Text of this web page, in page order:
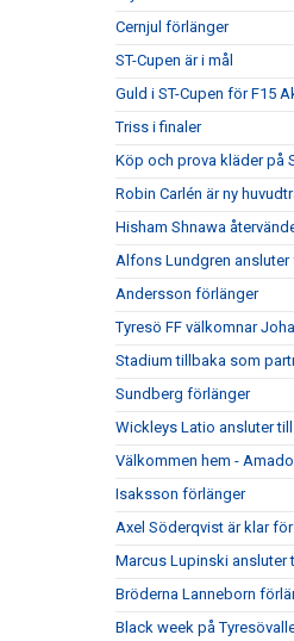
Cernjul förlänger
ST-Cupen är i mål
Guld i ST-Cupen för F15
Triss i finaler
Köp och prova kläder på
Robin Carlén är ny
Hisham Shnawa
Alfons Lundgren ansluter
Andersson förlänger
Tyresö FF välkomnar
Stadium tillbaka som
Sundberg förlänger
Wickleys Latio ansluter till
Välkommen hem -
Isaksson förlänger
Axel Söderqvist är klar
Marcus Lupinski ansluter
Bröderna Lanneborn
Black week på